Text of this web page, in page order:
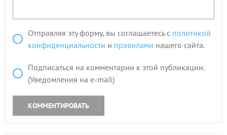
Отправляя эту форму, вы соглашаетесь с политикой
конфиденциальности и правилами нашего сайта.
Подписаться на комментарии к этой публикации.
(Уведомления на e-mail)
КОММЕНТИРОВАТЬ